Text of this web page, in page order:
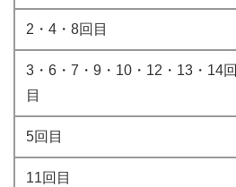
2・4・8回目
3・6・7・9・10・12・13・14回
目
5回目
11回目